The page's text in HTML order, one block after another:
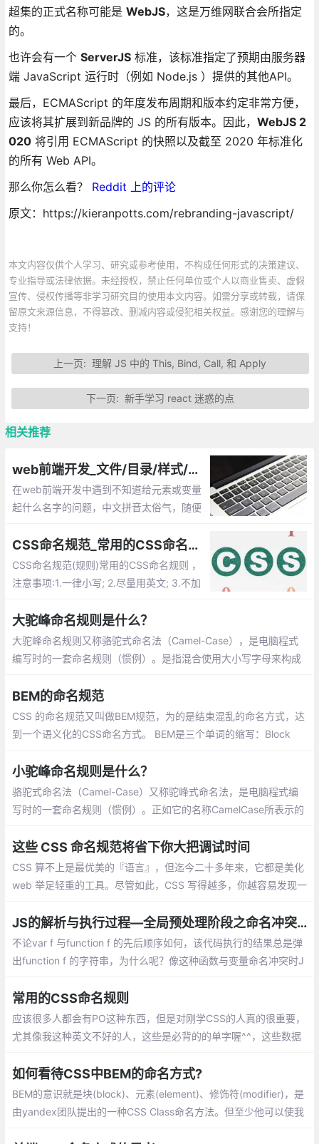
超集的正式名称可能是 WebJS，这是万维网联合会所指定
的。
也许会有一个 ServerJS标准，该标准指定了预期由服务器
端 JavaScript 运行时（例如 Node.js ）提供的其他API。
最后，ECMAScript 的年度发布周期和版本约定非常方便，
应该将其扩展到新品牌的 JS 的所有版本。因此， WebJS 2
020将引用 ECMAScript 的快照以及截至 2020 年标准化
的所有 Web API。
那么你怎么看？ Reddit 上的评论
原文：https://kieranpotts.com/rebranding-javascript/
本文内容仅供个人学习、研究或参考使用，不构成任何形式的决策建议、
专业指导或法律依据。未经授权，禁止任何单位或个人以商业售卖、虚假
宣传、侵权传播等非学习研究目的使用本文内容。如需分享或转载，请保
留原文来源信息，不得篡改、删减内容或侵犯相关权益。感谢您的理解与
支持！
上一页:理解 JS 中的 This, Bind, Call, 和 Apply
下一页: 新手学习 react 迷惑的点
相关推荐
web前端开发_文件/目录/样式/函数等命名规范
在web前端开发中遇到不知道给元素或变量
起什么名字的问题，中文拼音太俗气，随便
这些命名规范。
CSS命名规范_常用的CSS命名规则
CSS命名规范(规则)常用的CSS命名规则 ，
注意事项:1.一律小写; 2.尽量用英文; 3.不加
明白的单词。 
大驼峰命名规则是什么？
大驼峰命名规则又称骆驼式命名法（Camel-Case），是电脑程式
编写时的一套命名规则（惯例）。是指混合使用大小写字母来构成
BEM的命名规范
CSS 的命名规范又叫做BEM规范，为的是结束混乱的命名方式，达
到一个语义化的CSS命名方式。 BEM是三个单词的缩写：Block
代，以及Modifier（修饰） 不同状态的修饰符
小驼峰命名规则是什么？
骆驼式命名法（Camel-Case）又称驼峰式命名法，是电脑程式编
写时的一套命名规则（惯例）。正如它的名称CamelCase所表示的
这些 CSS 命名规范将省下你大把调试时间
CSS 算不上是最优美的『语言』，但迄今二十多年来，它都是美化
web 举足轻重的工具。尽管如此，CSS 写得越多，你越容易发现一
JS的解析与执行过程—全局预处理阶段之命名冲突的处理策略
不论var f 与function f 的先后顺序如何，该代码执行的结果总是弹
出function f 的字符串，为什么呢？像这种函数与变量命名冲突时J
常用的CSS命名规则
应该很多人都会有PO这种东西，但是对刚学CSS的人真的很重要，
尤其像我这种英文不好的人，这些是必背的的单字喔^^，这些数据
的，像参考书写的真的都看不懂
如何看待CSS中BEM的命名方式?
BEM的意识就是块(block)、元素(element)、修饰符(modifier)，是
由yandex团队提出的一种CSS Class命名方法。但至少他可以使我